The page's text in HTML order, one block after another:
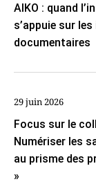
AIKO : quand
s’appuie sur
documentaires
29 juin 2026
Focus sur le
Numériser les
au prisme des
»